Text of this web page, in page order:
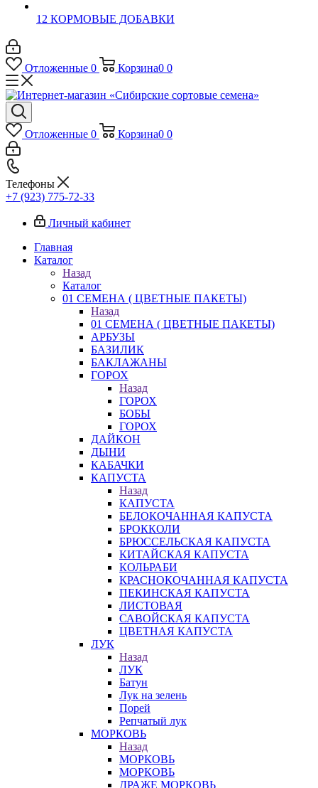
12 КОРМОВЫЕ ДОБАВКИ
Отложенные 0 Корзина0 0
Отложенные 0 Корзина0 0
Телефоны
+7 (923) 775-72-33
Личный кабинет
Главная
Каталог
Назад
Каталог
01 СЕМЕНА ( ЦВЕТНЫЕ ПАКЕТЫ)
Назад
01 СЕМЕНА ( ЦВЕТНЫЕ ПАКЕТЫ)
АРБУЗЫ
БАЗИЛИК
БАКЛАЖАНЫ
ГОРОХ
Назад
ГОРОХ
БОБЫ
ГОРОХ
ДАЙКОН
ДЫНИ
КАБАЧКИ
КАПУСТА
Назад
КАПУСТА
БЕЛОКОЧАННАЯ КАПУСТА
БРОККОЛИ
БРЮССЕЛЬСКАЯ КАПУСТА
КИТАЙСКАЯ КАПУСТА
КОЛЬРАБИ
КРАСНОКОЧАННАЯ КАПУСТА
ПЕКИНСКАЯ КАПУСТА
ЛИСТОВАЯ
САВОЙСКАЯ КАПУСТА
ЦВЕТНАЯ КАПУСТА
ЛУК
Назад
ЛУК
Батун
Лук на зелень
Порей
Репчатый лук
МОРКОВЬ
Назад
МОРКОВЬ
МОРКОВЬ
ДРАЖЕ МОРКОВЬ